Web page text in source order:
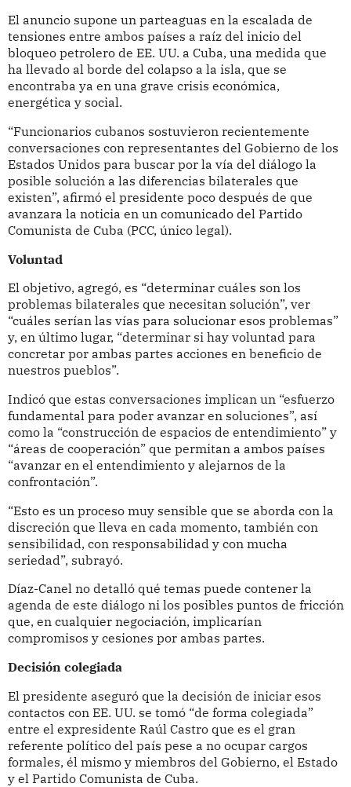
El anuncio supone un parteaguas en la escalada de
tensiones entre ambos países a raíz del inicio del
bloqueo petrolero de EE. UU. a Cuba, una medida que
ha llevado al borde del colapso a la isla, que se
encontraba ya en una grave crisis económica,
energética y social.
“Funcionarios cubanos sostuvieron recientemente
conversaciones con representantes del Gobierno de los
Estados Unidos para buscar por la vía del diálogo la
posible solución a las diferencias bilaterales que
existen”, afirmó el presidente poco después de que
avanzara la noticia en un comunicado del Partido
Comunista de Cuba (PCC, único legal).
Voluntad
El objetivo, agregó, es “determinar cuáles son los
problemas bilaterales que necesitan solución”, ver
“cuáles serían las vías para solucionar esos problemas”
y, en último lugar, “determinar si hay voluntad para
concretar por ambas partes acciones en beneficio de
nuestros pueblos”.
Indicó que estas conversaciones implican un “esfuerzo
fundamental para poder avanzar en soluciones”, así
como la “construcción de espacios de entendimiento” y
“áreas de cooperación” que permitan a ambos países
“avanzar en el entendimiento y alejarnos de la
confrontación”.
“Esto es un proceso muy sensible que se aborda con la
discreción que lleva en cada momento, también con
sensibilidad, con responsabilidad y con mucha
seriedad”, subrayó.
Díaz-Canel no detalló qué temas puede contener la
agenda de este diálogo ni los posibles puntos de fricción
que, en cualquier negociación, implicarían
compromisos y cesiones por ambas partes.
Decisión colegiada
El presidente aseguró que la decisión de iniciar esos
contactos con EE. UU. se tomó “de forma colegiada”
entre el expresidente Raúl Castro que es el gran
referente político del país pese a no ocupar cargos
formales, él mismo y miembros del Gobierno, el Estado
y el Partido Comunista de Cuba.